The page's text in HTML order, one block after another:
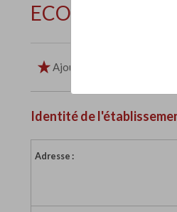
ECOLE PRIVEE
Ajouter aux favoris
Identité de
Adresse :